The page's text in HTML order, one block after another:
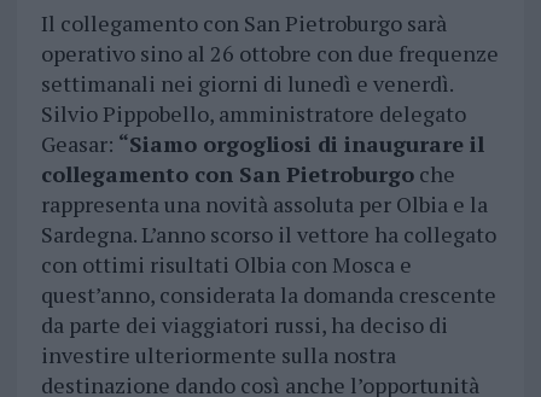
Il collegamento con San Pietroburgo sarà
operativo sino al 26 ottobre con due frequenze
settimanali nei giorni di lunedì e venerdì.
Silvio Pippobello, amministratore delegato
Geasar: “Siamo orgogliosi di inaugurare il
collegamento con San Pietroburgoche
rappresenta una novità assoluta per Olbia e la
Sardegna. L’anno scorso il vettore ha collegato
con ottimi risultati Olbia con Mosca e
quest’anno, considerata la domanda crescente
da parte dei viaggiatori russi, ha deciso di
investire ulteriormente sulla nostra
destinazione dando così anche l’opportunità